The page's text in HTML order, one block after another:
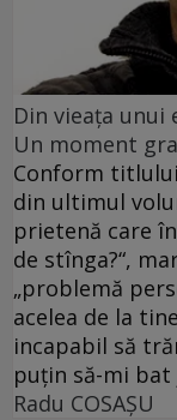
Din vieaţa unui
Un moment
Conform
din ultimul
prietenă care
de stînga?“,
„problemă
acelea de la
incapabil să
puţin să-mi bat
Radu COSAŞU